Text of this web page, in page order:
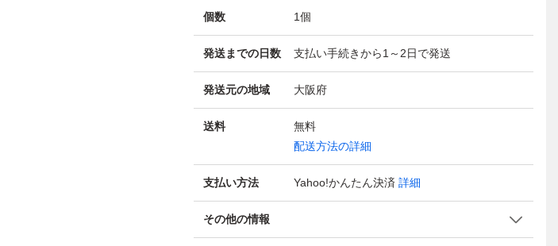
個数 1個
発送までの日数 支払い手続きから1～2日で発送
発送元の地域 大阪府
送料
無料
配送方法の詳細
支払い方法 Yahoo!かんたん決済 詳細
その他の情報